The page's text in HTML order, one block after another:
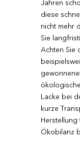
Jahren
diese
nicht mehr
Sie
Achten Sie
Lacke bei
kurze
Ökobilanz